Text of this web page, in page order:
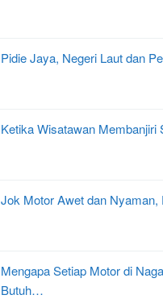
Pidie Jaya, Negeri Laut dan
Ketika Wisatawan
Jok Motor Awet dan
Mengapa Setiap Motor di
Butuh…